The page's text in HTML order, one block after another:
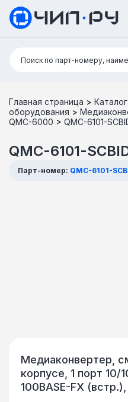
Поиск:
Поиск по парт-номеру,
Главная страница > Каталог
оборудования >
QMC-6000 > QMC-6101-
QMC-6101-
Парт-номер: QMC-6101-
Медиаконвертер,
корпусе, 1 порт 10/
100BASE-FX